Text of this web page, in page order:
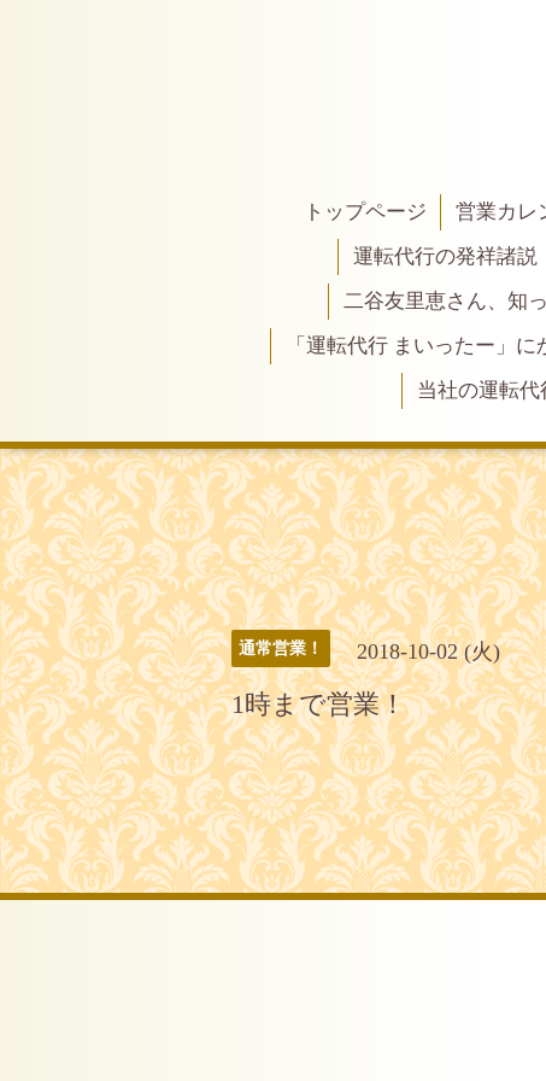
トップページ 営業カレ
運転代行の発祥諸説
二谷友里恵さん、知
「運転代行 まいったー」に
当社の運転
通常営業！ 2018-10-02 (火)
1時まで営業！